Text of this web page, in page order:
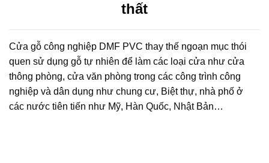
thất
Cửa gỗ công nghiệp DMF PVC thay thế ngoạn mục thói
quen sử dụng gỗ tự nhiên để làm các loại cửa như cửa
thông phòng, cửa văn phòng trong các công trình công
nghiệp và dân dụng như chung cư, Biệt thự, nhà phố ở
các nước tiên tiến như Mỹ, Hàn Quốc, Nhật Bản…